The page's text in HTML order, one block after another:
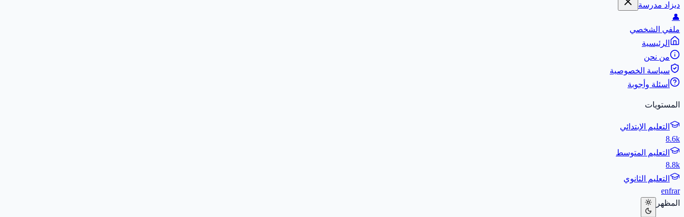
ديزاد مدرسة
👤
ملفي الشخصي
الرئيسية
من نحن
سياسة الخصوصية
أسئلة وأجوبة
المستويات
التعليم الإبتدائي
8.6k
التعليم المتوسط
8.8k
التعليم الثانوي
enfrar
المظهر